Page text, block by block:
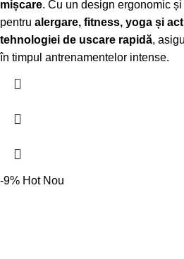
mișcare. Cu un design ergonomic și
pentru alergare, fitness, yoga și
tehnologiei de uscare rapidă,
în timpul antrenamentelor intense.
-9% Hot Nou